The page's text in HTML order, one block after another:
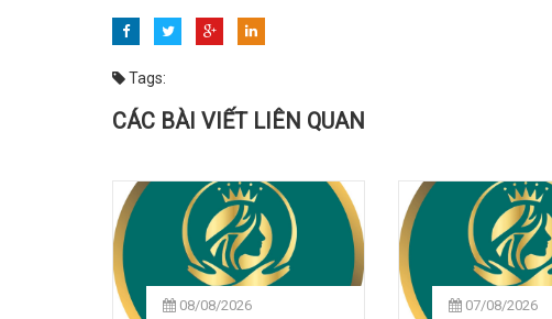
Tags:
CÁC BÀI VIẾT LIÊN QUAN
08/08/2026 07/08/2026